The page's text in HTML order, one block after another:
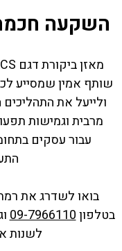
השקעה
שותף אמין שמסייע
ולייעל את
מרבית וגמישות
עבור עסקים
בואו לשדרג את
בטלפון09-7966110
לשנות